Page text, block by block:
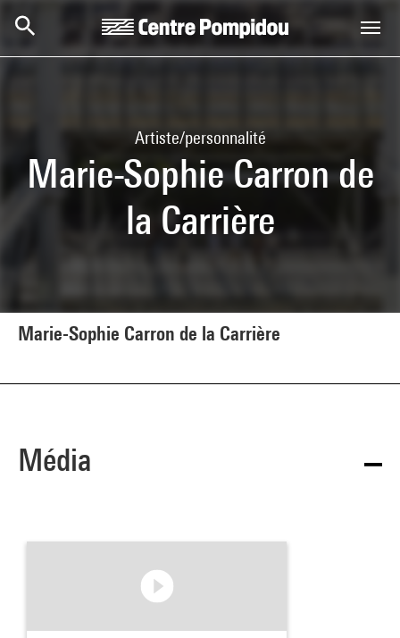
Artiste/personnalité
Marie-Sophie Carron de
la Carrière
Marie-Sophie Carron de la Carrière
Média